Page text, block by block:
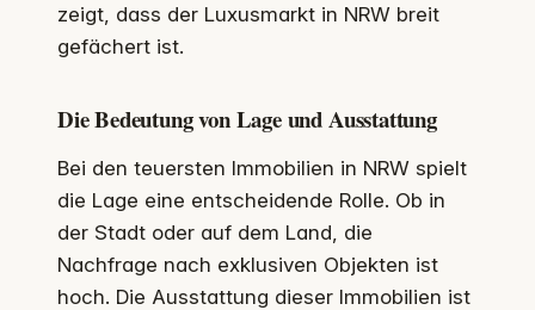
zeigt, dass der Luxusmarkt in NRW breit
gefächert ist.
Die Bedeutung von Lage und Ausstattung
Bei den teuersten Immobilien in NRW spielt
die Lage eine entscheidende Rolle. Ob in
der Stadt oder auf dem Land, die
Nachfrage nach exklusiven Objekten ist
hoch. Die Ausstattung dieser Immobilien ist